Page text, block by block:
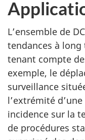
L’ensemble de
tendances à long
tenant compte
exemple, le
surveillance
l’extrémité
incidence sur la
de procédures